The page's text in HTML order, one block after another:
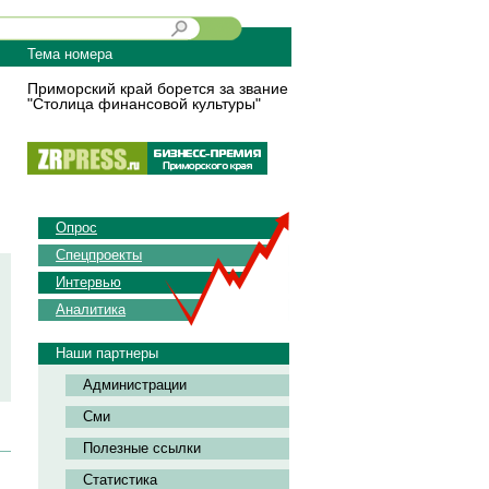
Тема номера
Приморский край борется за звание
"Столица финансовой культуры"
Опрос
Спецпроекты
Интервью
Аналитика
Наши партнеры
Администрации
Сми
Полезные ссылки
Статистика